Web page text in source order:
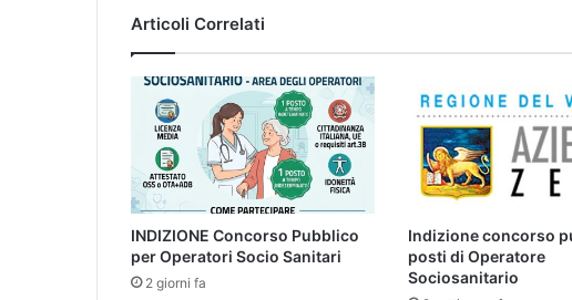
Articoli Correlati
INDIZIONE Concorso Pubblico
per Operatori Socio Sanitari
2 giorni fa
Indizione concorso
posti di Operatore
Sociosanitario